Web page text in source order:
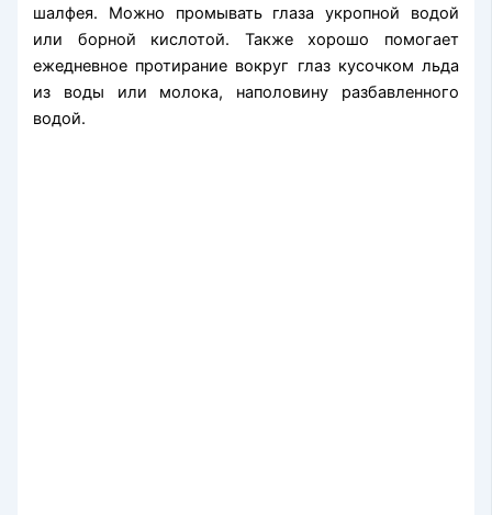
шалфея. Можно промывать глаза укропной водой
или борной кислотой. Также хорошо помогает
ежедневное протирание вокруг глаз кусочком льда
из воды или молока, наполовину разбавленного
водой.